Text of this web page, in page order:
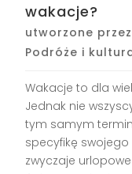
wakacje?
utworzone przez
Podróże i
Wakacje to dla
Jednak nie
tym samym
specyfikę
zwyczaje